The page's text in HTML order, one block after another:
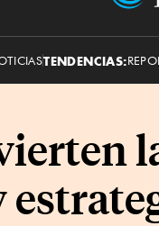
TENDENCIAS: